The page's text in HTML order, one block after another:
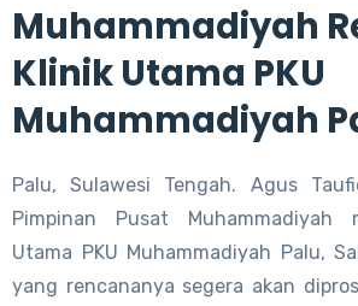
Muhammadiyah
Klinik Utama PKU
Muhammadiyah
Palu, Sulawesi Tengah. Agus
Pimpinan Pusat Muhammadiyah
Utama PKU Muhammadiyah Palu,
yang rencananya segera akan